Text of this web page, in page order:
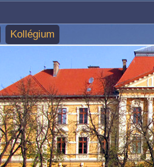
Kollégium